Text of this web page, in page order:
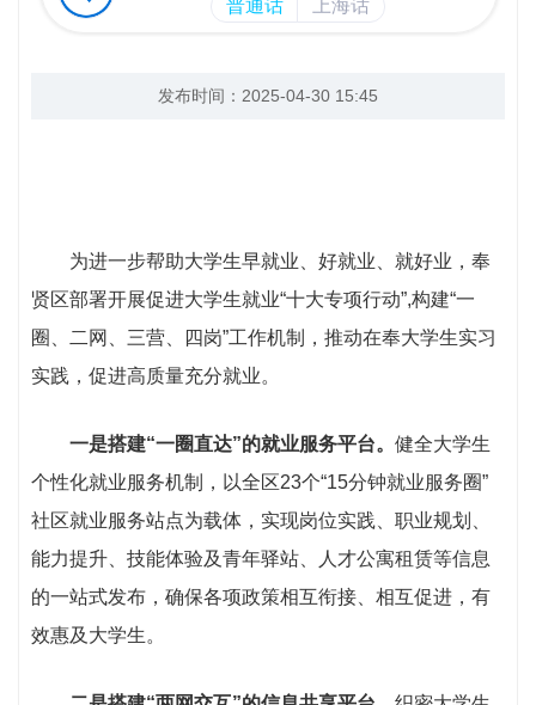
发布时间：2025-04-30 15:45
为进一步帮助大学生早就业、好就业、就好业，奉
贤区部署开展促进大学生就业“十大专项行动”,构建“一
圈、二网、三营、四岗”工作机制，推动在奉大学生实习
实践，促进高质量充分就业。
一是搭建“一圈直达”的就业服务平台。 健全大学生
个性化就业服务机制，以全区23个“15分钟就业服务圈”
社区就业服务站点为载体，实现岗位实践、职业规划、
能力提升、技能体验及青年驿站、人才公寓租赁等信息
的一站式发布，确保各项政策相互衔接、相互促进，有
效惠及大学生。